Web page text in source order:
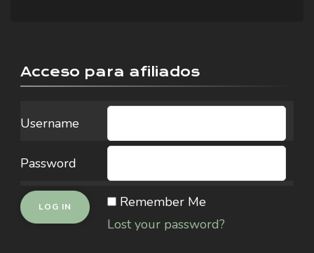
Acceso para afiliados
Username
Password
Remember Me
Lost your password?